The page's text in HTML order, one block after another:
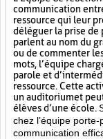
communication
ressource qui leur
déléguer la prise de
parlent au nom du
ou de commenter
mots, l’équipe
parole et
ressource. Cette
un auditorium et
élèves d’une école.
chez l’équipe
communication